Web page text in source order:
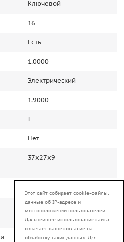
Ключевой
16
Есть
1.0000
Электрический
1.9000
IE
Нет
37x27x9
Нет
Этот сайт собирает cookie-файлы,
данные об IP-адресе и
местоположении пользователей.
Дальнейшее использование сайта
означает ваше согласие на
обработку таких данных. Для